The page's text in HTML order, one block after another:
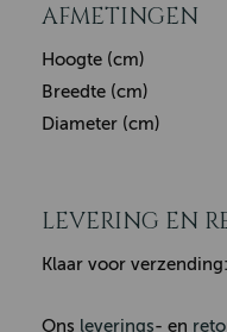
AFMETINGEN
Hoogte (cm)
Breedte (cm)
Diameter (cm)
LEVERING EN
Klaar voor verzending:
Ons leverings- en